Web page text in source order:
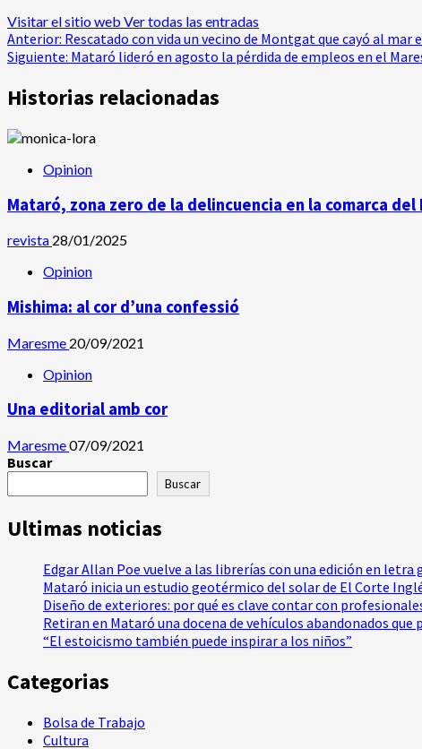
Visitar el sitio web Ver todas las entradas
Navegación
de
entradas
Anterior: Rescatado con vida un vecino de Montgat que cayó al mar
Siguiente: Mataró lideró en agosto la pérdida de empleos en el
Historias relacionadas
Opinion
Mataró, zona zero de la delincuencia en la comarca del
revista 28/01/2025
Opinion
Mishima: al cor d’una confessió
Maresme 20/09/2021
Opinion
Una editorial amb cor
Maresme07/09/2021
Buscar
Buscar
Ultimas noticias
Edgar Allan Poe vuelve a las librerías con una edición en
Mataró inicia un estudio geotérmico del solar de El Corte
Diseño de exteriores: por qué es clave contar con
Retiran en Mataró una docena de vehículos abandonados
“El estoicismo también puede inspirar a los niños”
Categorias
Bolsa de Trabajo
Cultura